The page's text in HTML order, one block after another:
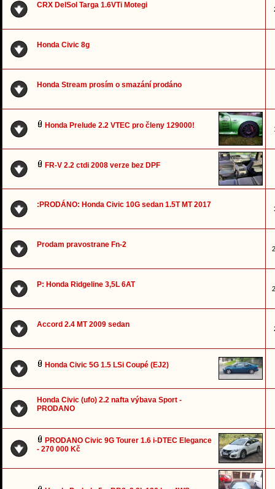
CRX DelSol Targa 1.6VTi Motegi
Honda Civic 8g
Honda Stream prosím o smazání prodáno
Honda Prelude 2.2 VTEC pro členy 129000!
FR-V 2.2 ctdi 2008 verze bez DPF
:PRODÁNO: Honda Civic 10G sedan 1.5T MT 2017
Prodam pravostrane Fn-2
P: Honda Ridgeline 3,5L 6AT
Accord 2.4 MT 2009 sedan
Honda Civic 5G 1.5 LSi Coupé (EJ2)
Honda Civic (ufo) 2.2 nafta výbava Sport -
PRODANO
PRODANO Civic 9G Tourer 1.6 i-DTEC Elegance
- 270 000 Kč